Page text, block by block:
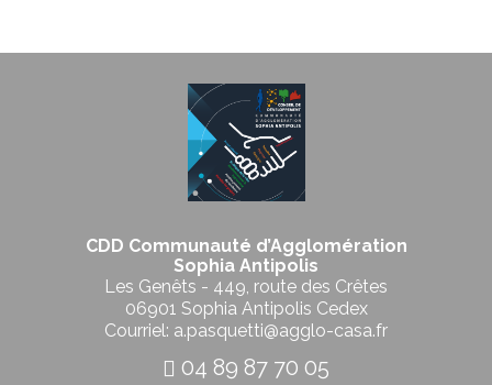
CDD Communauté d’Agglomération
Sophia Antipolis
Les Genêts - 449, route des Crêtes
06901 Sophia Antipolis Cedex
Courriel: a.pasquetti@agglo-casa.fr
04 89 87 70 05